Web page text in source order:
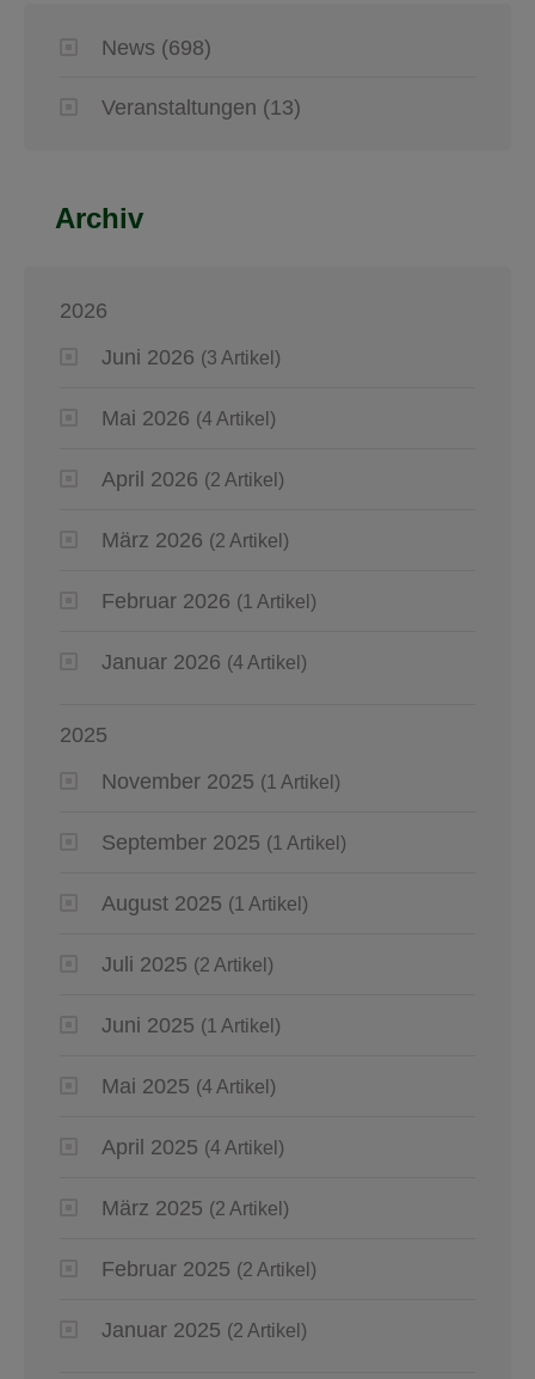
News (698)
Veranstaltungen (13)
Archiv
2026
Juni 2026 (3 Artikel)
Mai 2026 (4 Artikel)
April 2026 (2 Artikel)
März 2026 (2 Artikel)
Februar 2026 (1 Artikel)
Januar 2026 (4 Artikel)
2025
November 2025 (1 Artikel)
September 2025 (1 Artikel)
August 2025 (1 Artikel)
Juli 2025 (2 Artikel)
Juni 2025 (1 Artikel)
Mai 2025 (4 Artikel)
April 2025 (4 Artikel)
März 2025 (2 Artikel)
Februar 2025 (2 Artikel)
Januar 2025 (2 Artikel)